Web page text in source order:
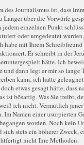
Journalismus ist, dass
über die Vorwürfe
einzelnen Punkt
oder umgedeutet
habe mit Ihrem
Er schreibt in der
hätte. Ich
und dann legt er mir so lange
kann, ich hätte
etwas gesagt hätte, dass
ist bösartig. Was Sie treibt,
ich nicht. Vermutlich
Im Namen einer usurpierten
worden. Noch kein
sich stets ein höherer Zweck,
nicht Ihre Methoden.